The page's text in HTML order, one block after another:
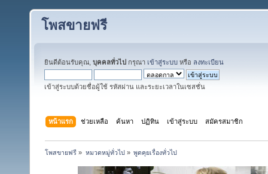
โพสขายฟรี
ยินดีต้อนรับคุณ, บุคคลทั่วไป กรุณา เข้าสู่ระบบ หรือ ลงทะเบียน
เข้าสู่ระบบด้วยชื่อผู้ใช้ รหัสผ่าน และระยะเวลาในเซสชั่น
หน้าแรก ช่วยเหลือ ค้นหา ปฏิทิน เข้าสู่ระบบ สมัครสมาชิก
โพสขายฟรี » หมวดหมู่ทั่วไป» พูดคุยเรื่องทั่วไป